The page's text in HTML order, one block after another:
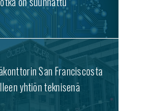
San Franciscosta
yhtiön teknisenä